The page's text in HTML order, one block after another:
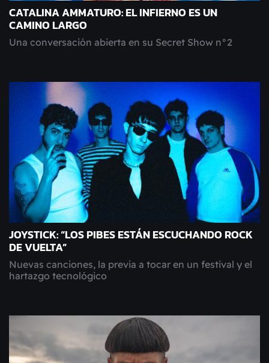
CATALINA AMMATURO: EL INFIERNO ES UN
CAMINO LARGO
Una conversación abierta en su Secret Show n°2
JOYSTICK: “LOS PIBES ESTÁN ESCUCHANDO ROCK
DE VUELTA”
Nuevas canciones, la previa a tocar en un festival y el
hartazgo tecnológico